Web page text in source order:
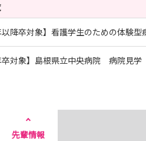
降卒対象】看護学生のための体験
対象】島根県立中央病院 病院見学
先輩情報